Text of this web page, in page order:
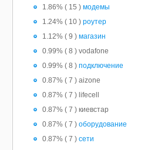
1.86% ( 15 ) модемы
1.24% ( 10 ) роутер
1.12% ( 9 ) магазин
0.99% ( 8 ) vodafone
0.99% ( 8 ) подключение
0.87% ( 7 ) aizone
0.87% ( 7 ) lifecell
0.87% ( 7 ) киевстар
0.87% ( 7 ) оборудование
0.87% ( 7 ) сети